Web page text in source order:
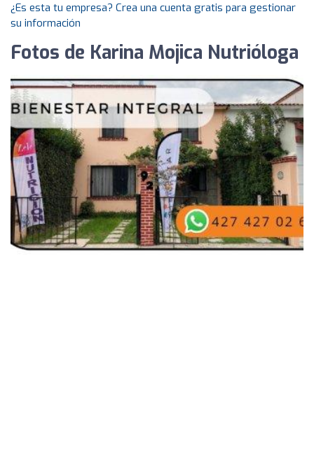
¿Es esta tu empresa? Crea una cuenta gratis para gestionar
su información
Fotos de Karina Mojica Nutrióloga